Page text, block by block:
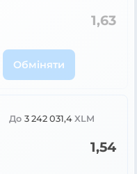
1,63
Обміняти
До 3 242 031,4 XLM
1,54